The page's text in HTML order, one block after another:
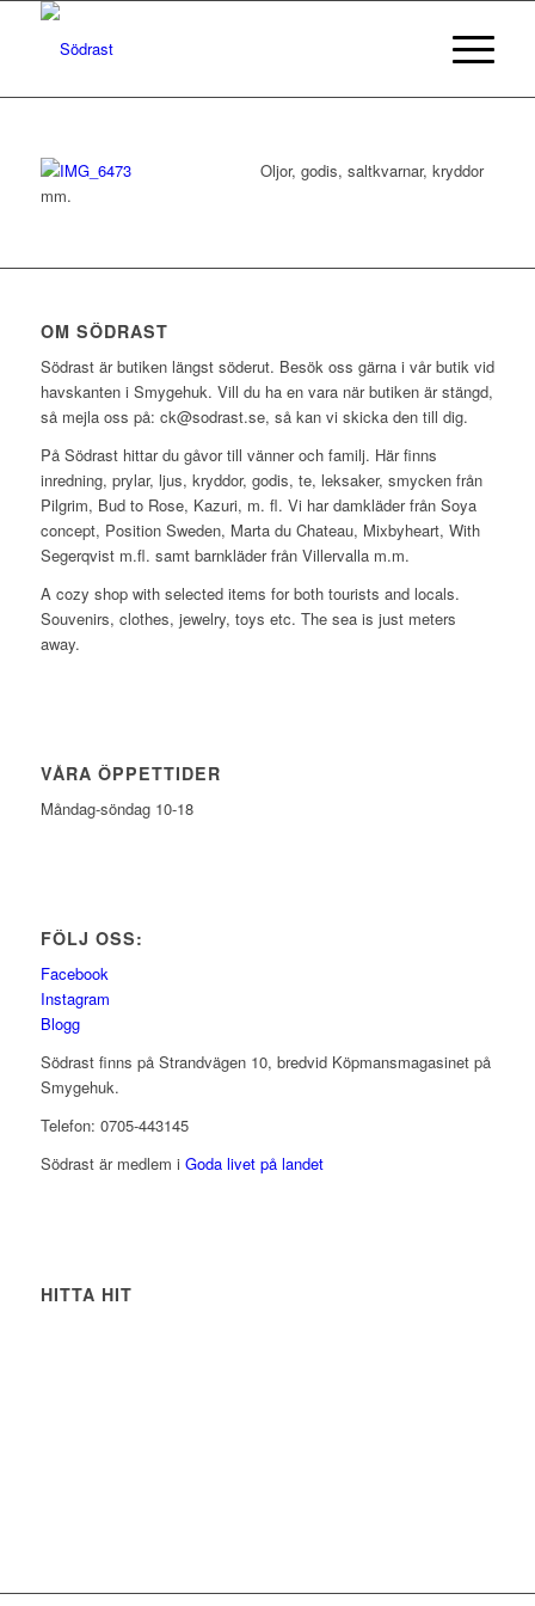
Oljor, godis, saltkvarnar, kryddor
mm.
OM SÖDRAST
Södrast är butiken längst söderut. Besök oss gärna i vår butik vid
havskanten i Smygehuk. Vill du ha en vara när butiken är stängd,
så mejla oss på: ck@sodrast.se, så kan vi skicka den till dig.
På Södrast hittar du gåvor till vänner och familj. Här finns
inredning, prylar, ljus, kryddor, godis, te, leksaker, smycken från
Pilgrim, Bud to Rose, Kazuri, m. fl. Vi har damkläder från Soya
concept, Position Sweden, Marta du Chateau, Mixbyheart, With
Segerqvist m.fl. samt barnkläder från Villervalla m.m.
A cozy shop with selected items for both tourists and locals.
Souvenirs, clothes, jewelry, toys etc. The sea is just meters
away.
VÅRA ÖPPETTIDER
Måndag-söndag 10-18
FÖLJ OSS:
Facebook
Instagram
Blogg
Södrast finns på Strandvägen 10, bredvid Köpmansmagasinet på
Smygehuk.
Telefon: 0705-443145
Södrast är medlem i Goda livet på landet
HITTA HIT